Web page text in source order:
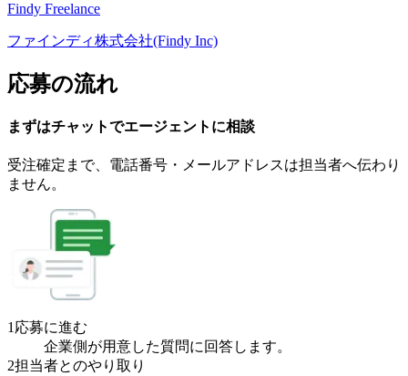
Findy Freelance
ファインディ株式会社(Findy Inc)
応募の流れ
まずはチャットでエージェント に相談
受注確定まで、 電話番号・メールアドレスは担当者へ伝わり
ません。
1応募に進む
企業側が用意した質問に回答します。
2担当者とのやり取り